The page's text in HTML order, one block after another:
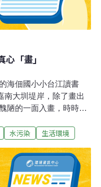
「畫」
海佃國小小台江讀書
南大圳堤岸，除了畫出
陋的一面入畫，時時提
主軸，從八田與一建造
，一直到出海口的美麗
長期為嘉南大圳淨堤、
畫進去，有美好的一
水污染 生活環境